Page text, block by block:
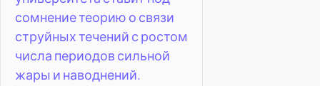
сомнение теорию о связи
струйных течений с ростом
числа периодов сильной
жары и наводнений.